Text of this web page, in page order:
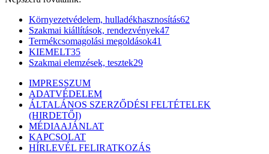
Környezetvédelem, hulladékhasznosítás62
Szakmai kiállítások, rendezvények47
Termékcsomagolási megoldások41
KIEMELT35
Szakmai elemzések, tesztek29
IMPRESSZUM
ADATVÉDELEM
ÁLTALÁNOS SZERZŐDÉSI FELTÉTELEK
(HIRDETŐI)
MÉDIAAJÁNLAT
KAPCSOLAT
HÍRLEVÉL FELIRATKOZÁS